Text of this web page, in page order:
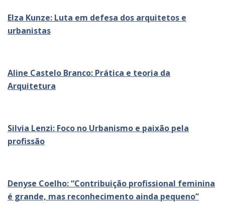
Elza Kunze: Luta em defesa dos arquitetos e
urbanistas
Aline Castelo Branco: Prática e teoria da
Arquitetura
Silvia Lenzi: Foco no Urbanismo e paixão pela
profissão
Denyse Coelho: “Contribuição profissional feminina
é grande, mas reconhecimento ainda pequeno”